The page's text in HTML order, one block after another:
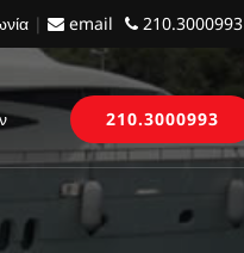
| email 210.3000993
210.3000993